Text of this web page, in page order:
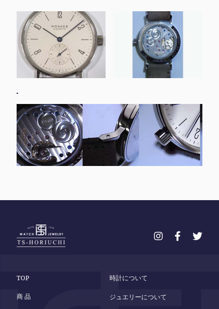
TOP
商 品
時計について
ジュエリーについて